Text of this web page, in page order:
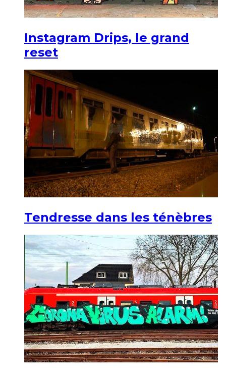
Instagram Drips, le grand
reset
Tendresse dans les ténèbres